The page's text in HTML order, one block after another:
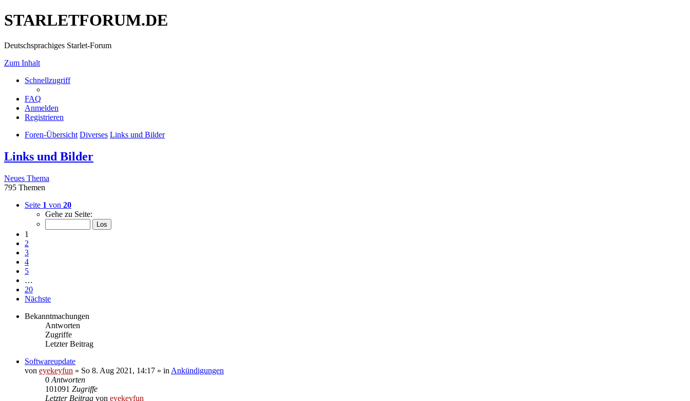
STARLETFORUM.DE
Deutschsprachiges Starlet-Forum
Zum Inhalt
Schnellzugriff
FAQ
Anmelden
Registrieren
Foren-Übersicht Diverses Links und Bilder
Links und Bilder
Neues Thema
795 Themen
Seite 1 von 20
Gehe zu Seite:
1
2
3
4
5
…
20
Nächste
Bekanntmachungen
Antworten
Zugriffe
Letzter Beitrag
Softwareupdate
von eyekeyfun » So 8. Aug 2021, 14:17 » in Ankündigungen
0 Antworten
101091 Zugriffe
Letzter Beitrag von eyekeyfun